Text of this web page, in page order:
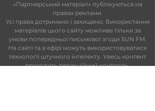
«Партнерський матеріал» публікуються на
правах реклами.
Усі права дотримано і захищено. Використання
матеріалів цього сайту можливе тільки за
умови попередньої письмової згоди SUN FM.
На сайті та в ефірі можуть використовуватися
технології штучного інтелекту. Увесь контент
проходить редакційний контроль.